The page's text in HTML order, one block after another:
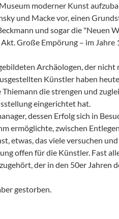
moderner Kunst
und Macke vor, einen
und sogar die "Neuen
Große Empörung – im
Archäologen, der nicht
Künstler haben
die strengen und
eingerichtet hat.
dessen Erfolg sich in
ermöglichte, zwischen
etwas, das viele versuchen
offen für die Künstler. Fast
der in den 50er Jahren
gestorben.